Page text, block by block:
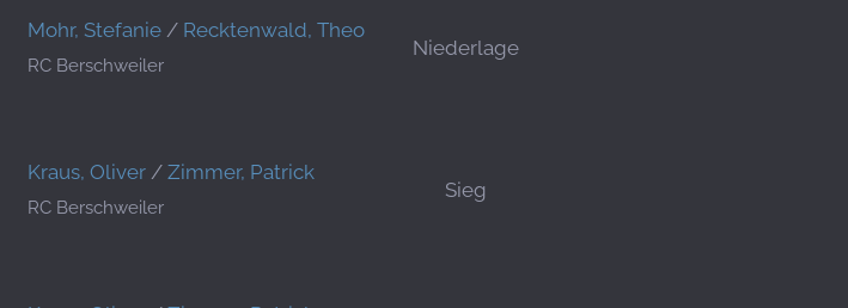
Mohr, Stefanie / Recktenwald, Theo
RC Berschweiler
Niederlage
Kraus, Oliver / Zimmer, Patrick
RC Berschweiler
Sieg